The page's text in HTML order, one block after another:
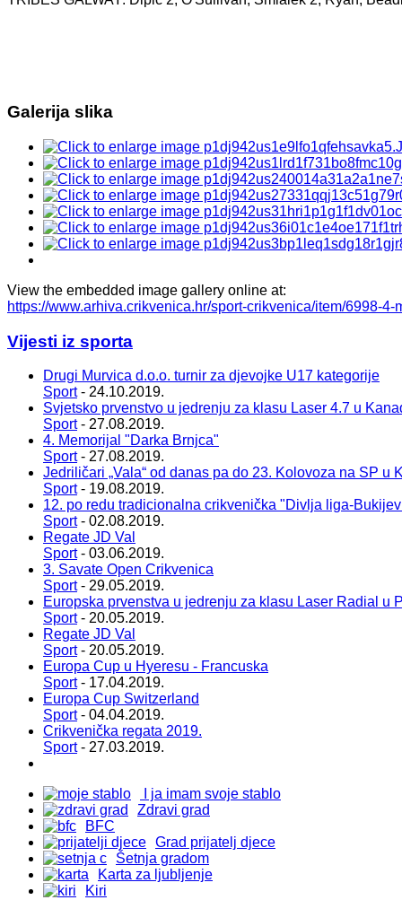
Galerija slika
View the embedded image gallery online at:
https://www.arhiva.crikvenica.hr/sport-crikvenica/item/6998-
Vijesti iz sporta
Drugi Murvica d.o.o. turnir za djevojke U17 kategorije
Sport- 24.10.2019.
Svjetsko prvenstvo u jedrenju za klasu Laser 4.7 u
Sport- 27.08.2019.
4. Memorijal "Darka Brnjca"
Sport- 27.08.2019.
Jedriličari „Vala“ od danas pa do 23. Kolovoza na SP u
Sport- 19.08.2019.
12. po redu tradicionalna crikvenička "Divlja liga-
Sport- 02.08.2019.
Regate JD Val
Sport- 03.06.2019.
3. Savate Open Crikvenica
Sport- 29.05.2019.
Europska prvenstva u jedrenju za klasu Laser Radial u
Sport- 20.05.2019.
Regate JD Val
Sport- 20.05.2019.
Europa Cup u Hyeresu - Francuska
Sport- 17.04.2019.
Europa Cup Switzerland
Sport- 04.04.2019.
Crikvenička regata 2019.
Sport- 27.03.2019.
I ja imam svoje stablo
Zdravi grad
BFC
Grad prijatelj djece
Šetnja gradom
Karta za ljubljenje
Kiri